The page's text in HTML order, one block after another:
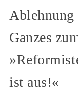
Ablehnung
Ganzes
ist aus!«